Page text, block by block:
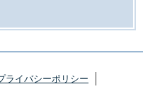
ライバシーポリシー